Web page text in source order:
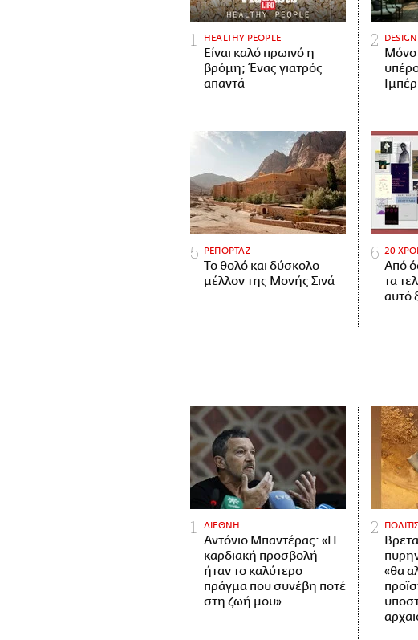
HEALTHY PEOPLE
Είναι καλό πρωινό η
βρόμη; Ένας γιατρός
απαντά
DESIGN
Μόνο
ΡΕΠΟΡΤΑΖ
Το θολό και δύσκολο
μέλλον της Μονής Σινά
20
Από
τα
αυτό
ΔΙΕΘΝΗ
Αντόνιο Μπαντέρας: «Η
καρδιακή προσβολή
ήταν το καλύτερο
πράγμα που συνέβη ποτέ
στη ζωή μου»
«θα